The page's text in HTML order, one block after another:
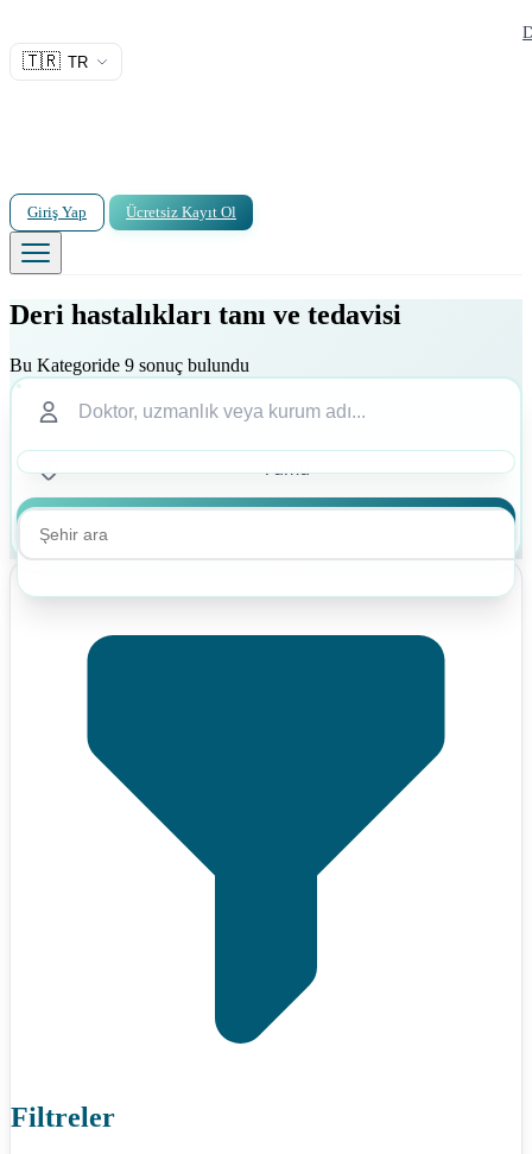
🇹🇷 TR
Giriş Yap Ücretsiz Kayıt Ol
Deri hastalıkları tanı ve tedavisi
Bu Kategoride 9 sonuç bulundu
Filtreler